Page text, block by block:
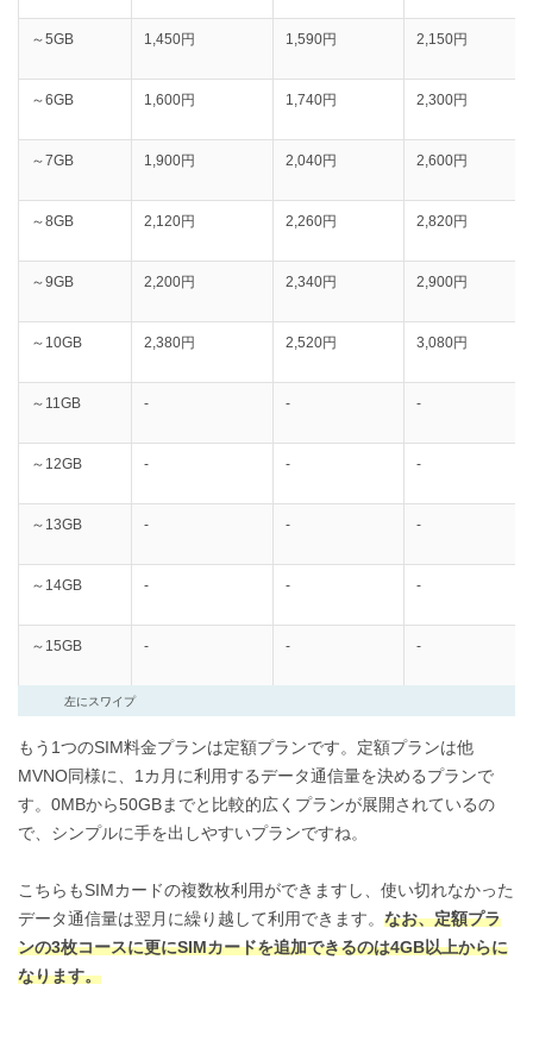
～5GB 1,450円 ‭1,590‬円 ‭2,150‬円
～6GB 1,600円 1,740円 2,300円
～7GB 1,900円 2,040円 2,600円
～8GB 2,120円 2,260円 2,820円
～9GB 2,200円 2,340円 2,900円
～10GB 2,380円 2,520円 ‭3,080‬円
～11GB - - -
～12GB - - -
～13GB - - -
～14GB - - -
～15GB - - -
左にスワイプ
もう1つのSIM料金プランは定額プランです。定額プランは他
MVNO同様に、1カ月に利用するデータ通信量を決めるプランで
す。0MBから50GBまでと比較的広くプランが展開されているの
で、シンプルに手を出しやすいプランですね。
こちらもSIMカードの複数枚利用ができますし、使い切れなかった
データ通信量は翌月に繰り越して利用できます。 なお、定額プラ
ンの3枚コースに更にSIMカードを追加できるのは4GB以上からに
なります。